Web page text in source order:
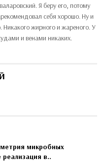
Я беру его, потому
себя хорошо. Ну и
Никакого жирного и жареного. У
и венами никаких.
микробных
в..